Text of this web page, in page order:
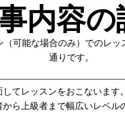
内容の
可能な場合のみ）でのレ
通りです。
てレッスンをおこないま
ら上級者まで幅広いレベル